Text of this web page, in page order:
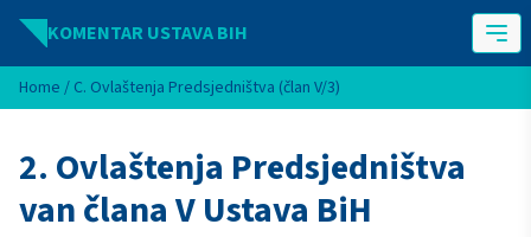
Idi na sadržaj
KOMENTAR USTAVA BIH
Home / C. Ovlaštenja Predsjedništva (član V/3)
2. Ovlaštenja Predsjedništva
van člana V Ustava BiH